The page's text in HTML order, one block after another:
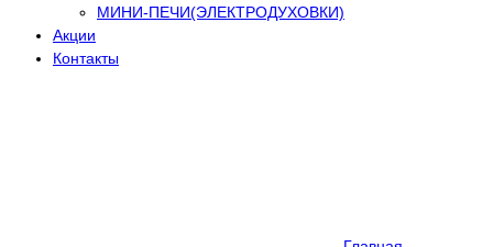
МИНИ-ПЕЧИ(ЭЛЕКТРОДУХОВКИ)
Акции
Контакты